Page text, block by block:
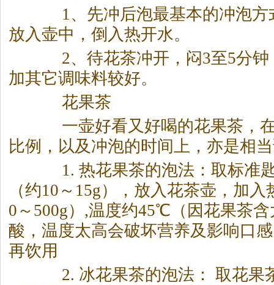
1、先冲后泡最基本的冲泡方
放入壶中，倒入热开水。
2、待花茶冲开，闷3至5分钟
加其它调味料较好。
花果茶
一壶好看又好喝的花果茶 ，
比例，以及冲泡的时间上，亦是相
1. 热花果茶的泡法：取标准
（约10～15g），放入花茶壶，加入
0～500g）,温度约45℃（因花果茶含
酸，温度太高会破坏营养及影响口
再饮用
2. 冰花果茶的泡法： 取花果